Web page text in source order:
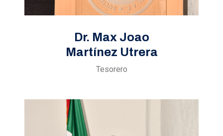
Dr. Max Joao
Martínez Utrera
Tesorero